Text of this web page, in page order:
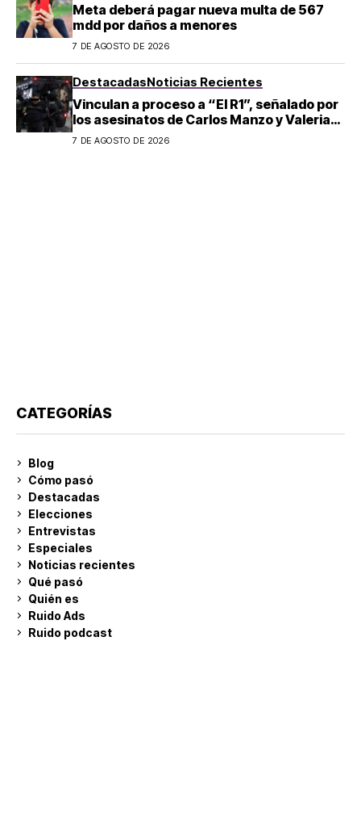
Meta deberá pagar nueva multa de 567
mdd por daños a menores
7 DE AGOSTO DE 2026
DestacadasNoticias Recientes
Vinculan a proceso a “El R1”, señalado por
los asesinatos de Carlos Manzo y Valeria
Márquez
7 DE AGOSTO DE 2026
CATEGORÍAS
Blog
Cómo pasó
Destacadas
Elecciones
Entrevistas
Especiales
Noticias recientes
Qué pasó
Quién es
Ruido Ads
Ruido podcast